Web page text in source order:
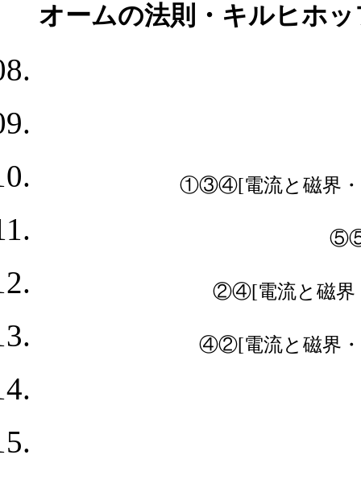
オームの法則・キルヒホ
①③④[電流と磁界・
②④[電流と磁界
④②[電流と磁界・